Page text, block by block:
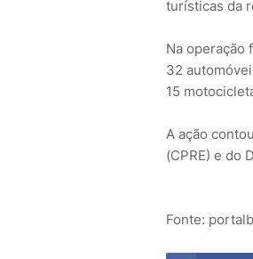
turísticas da
Na operação
32
15
A ação
(CPRE) e do
Fonte: